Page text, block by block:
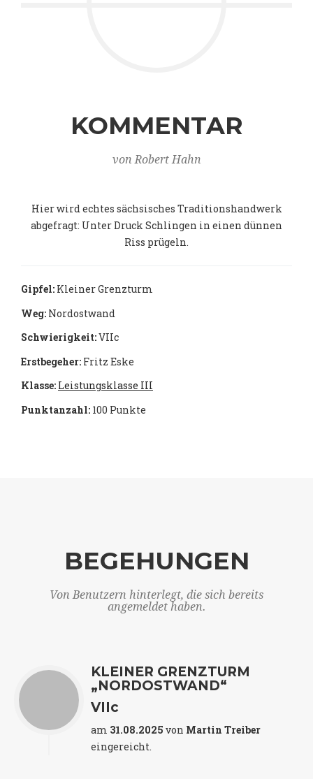
KOMMENTAR
von Robert Hahn
Hier wird echtes sächsisches Traditionshandwerk
abgefragt: Unter Druck Schlingen in einen dünnen
Riss prügeln.
Gipfel: Kleiner Grenzturm
Weg: Nordostwand
Schwierigkeit:VIIc
Erstbegeher: Fritz Eske
Klasse: Leistungsklasse III
Punktanzahl: 100 Punkte
BEGEHUNGEN
Von Benutzern hinterlegt, die sich bereits
angemeldet haben.
KLEINER GRENZTURM
„NORDOSTWAND“
VIIc
am 31.08.2025 von Martin Treiber
eingereicht.